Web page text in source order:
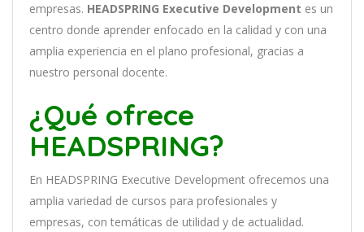
empresas. HEADSPRING Executive Development es un
centro donde aprender enfocado en la calidad y con una
amplia experiencia en el plano profesional, gracias a
nuestro personal docente.
¿Qué ofrece
HEADSPRING?
En HEADSPRING Executive Development ofrecemos una
amplia variedad de cursos para profesionales y
empresas, con temáticas de utilidad y de actualidad.